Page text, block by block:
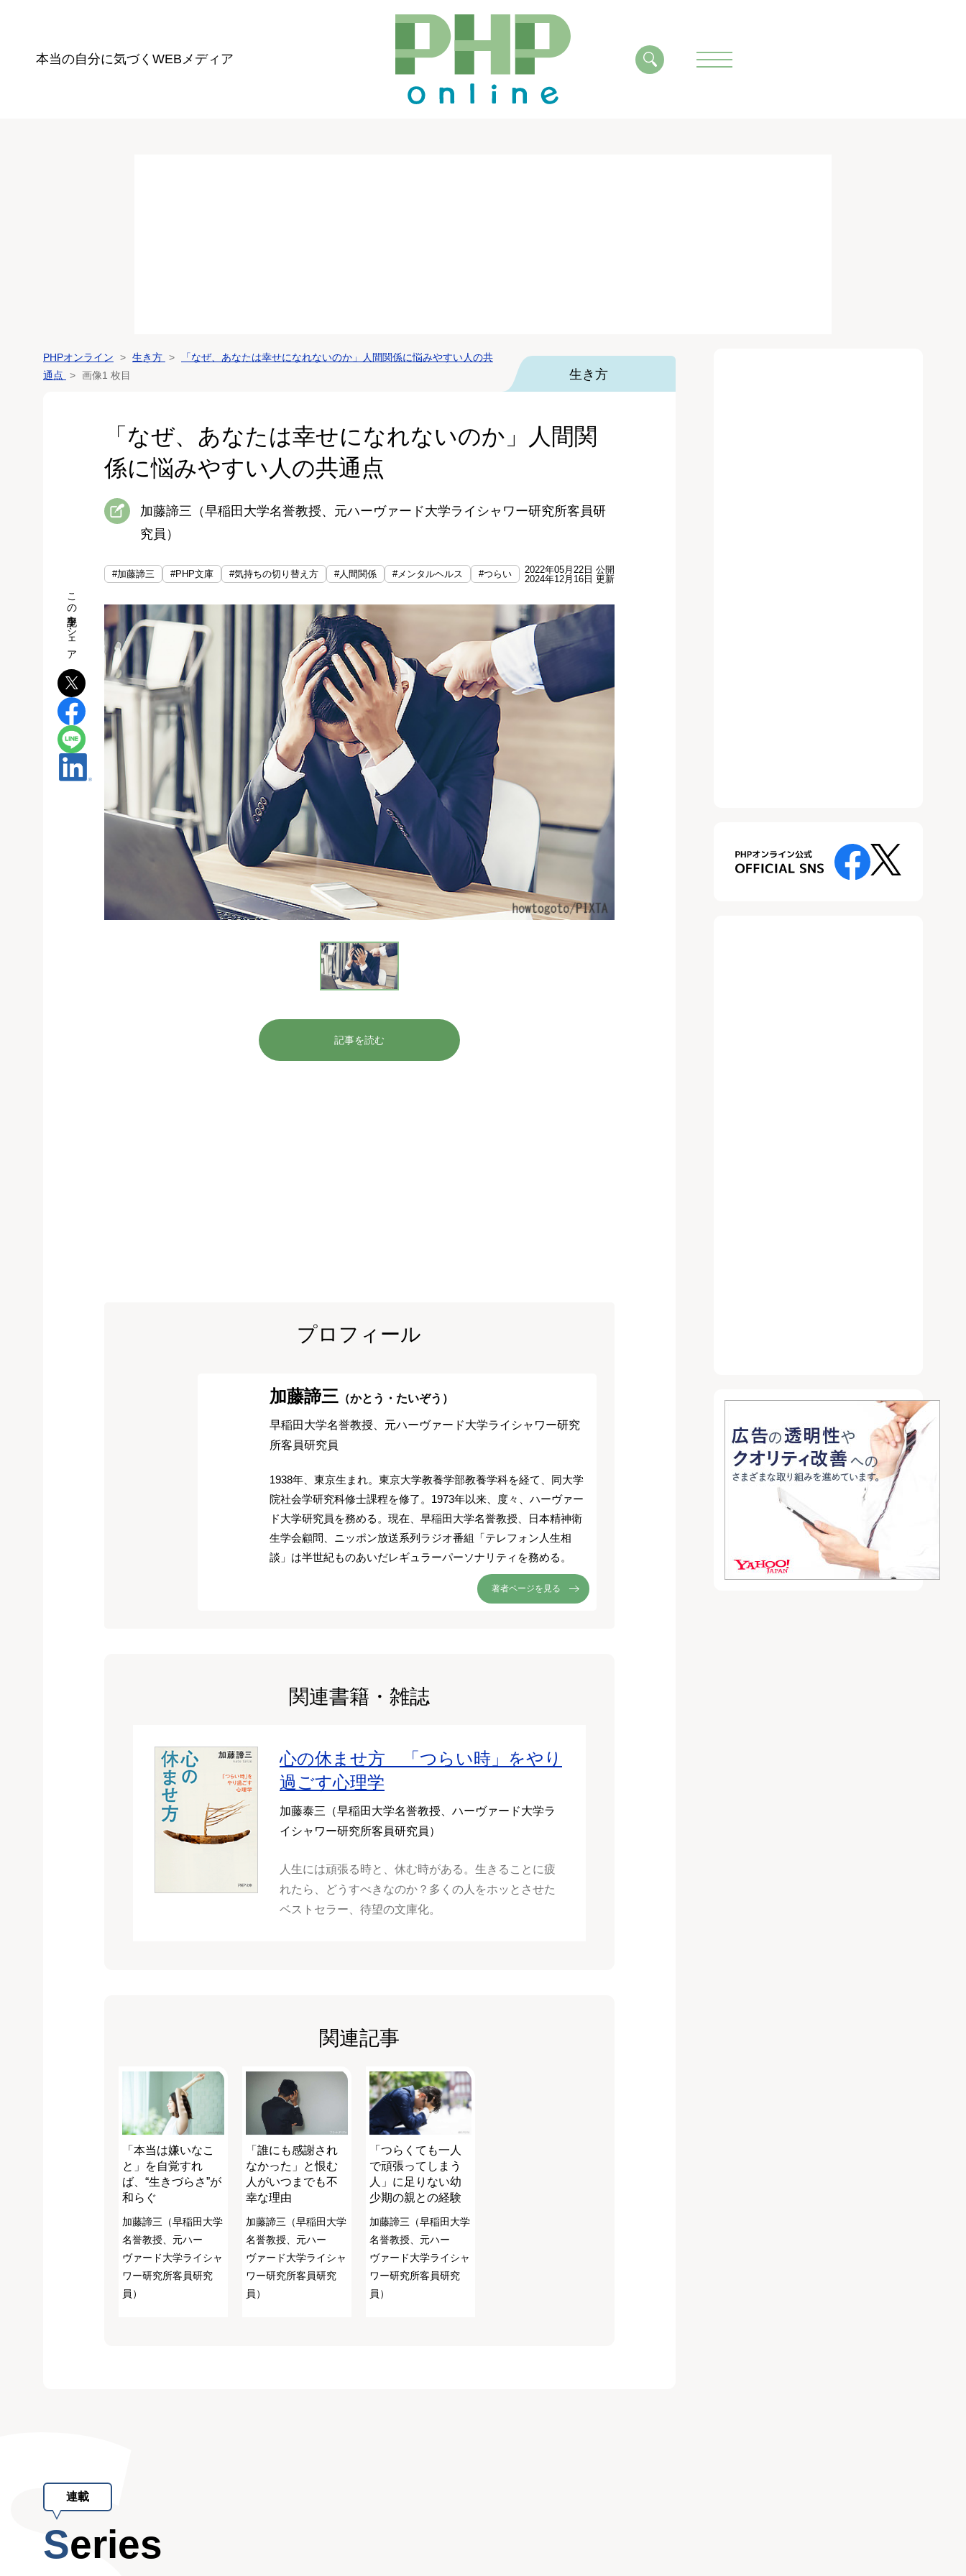
本当の自分に気づく WEBメディア
PHPオンライン 生き方
「なぜ、あなたは幸せになれないのか」人間関係に悩みやすい人の共
通点
画像1 枚目 生き方
「なぜ、あなたは幸せになれないのか」人間関
係に悩みやすい人の共通点
加藤諦三（早稲田大学名誉教授、元ハーヴァード大学ライシャワー研究所客員研
究員）
#加藤諦三 #PHP文庫 #気持ちの切り替え方 #人間関係 #メンタルヘルス #つらい
2022年05月22日 公開
2024年12月16日 更新
記事を読む
この記事をシェア
プロフィール
加藤諦三 （かとう・たいぞう）
早稲田大学名誉教授、元ハーヴァード大学ライシャワー研究
所客員研究員
1938年、東京生まれ。東京大学教養学部教養学科を経て、同大学
院社会学研究科修士課程を修了。1973年以来、度々、ハーヴァー
ド大学研究員を務める。現在、早稲田大学名誉教授、日本精神衛
生学会顧問、ニッポン放送系列ラジオ番組「テレフォン人生相
談」は半世紀ものあいだレギュラーパーソナリティを務める。
著者ページを見る
関連書籍・雑誌
心の休ませ方 「つらい時」をやり
過ごす心理学
加藤泰三（早稲田大学名誉教授、ハーヴァード大学ラ
イシャワー研究所客員研究員）
人生には頑張る時と、休む時がある。生きることに疲
れたら、どうすべきなのか？多くの人をホッとさせた
ベストセラー、待望の文庫化。
関連記事
「本当は嫌いなこ
と」を自覚すれ
ば、“生きづらさ”が
和らぐ
加藤諦三（早稲田大学
名誉教授、元ハー
ヴァード大学ライシャ
ワー研究所客員研究
員）
「誰にも感謝され
なかった」と恨む
人がいつまでも不
幸な理由
加藤諦三（早稲田大学
名誉教授、元ハー
ヴァード大学ライシャ
ワー研究所客員研究
員）
「つらくても一人
で頑張ってしまう
人」に足りない幼
少期の親との経験
加藤諦三（早稲田大学
名誉教授、元ハー
ヴァード大学ライシャ
ワー研究所客員研究
員）
連載
Series